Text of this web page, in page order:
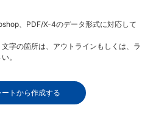
、PDF/X-4のデータ形式に対応して
字の箇所は、アウトラインもしくは、ラ
。
トから作成する